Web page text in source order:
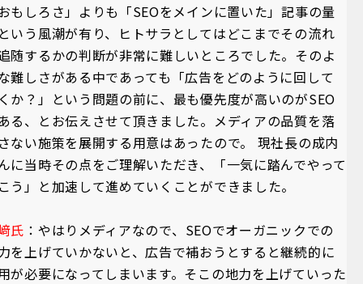
もしろさ」よりも「SEOをメインに置いた」記事の量
いう風潮が有り、ヒトサラとしてはどこまでその流れ
随するかの判断が非常に難しいところでした。そのよ
難しさがある中であっても「広告をどのように回して
か？」という問題の前に、最も優先度が高いのがSEO
る、とお伝えさせて頂きました。メディアの品質を落
ない施策を展開する用意はあったので。 現社長の成内
に当時その点をご理解いただき、「一気に踏んでやって
う」と加速して進めていくことができました。
氏 ：やはりメディアなので、SEOでオーガニックでの
を上げていかないと、広告で補おうとすると継続的に
が必要になってしまいます。そこの地力を上げていった